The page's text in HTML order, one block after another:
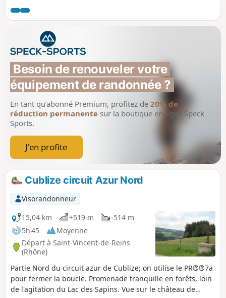
pour revenir à Saint-Vincent en passant par la Madone.
Besoin de renouveler votre
équipement de randonnée ?
En tant qu’abonné Premium, profitez de 20% de
réduction permanente sur la boutique en ligne Speck
Sports.
J'en profite
Cublize circuit Azur Nord
Visorandonneur
15,04 km
+519 m
-514 m
5h 45
Moyenne
Départ à Saint-Vincent-de-Reins
(Rhône)
Partie Nord du circuit azur de Cublize; on utilise le PR®®7a
pour fermer la boucle. Promenade tranquille en forêts, loin
de l'agitation du Lac des Sapins. Vue sur le château de